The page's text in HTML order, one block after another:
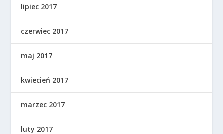
lipiec 2017
czerwiec 2017
maj 2017
kwiecień 2017
marzec 2017
luty 2017